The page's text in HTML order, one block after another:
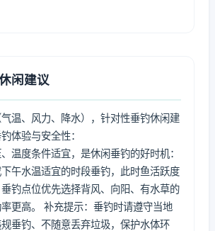
闲建议
温、风力、降水），针对性垂钓休闲建
体验与安全性：
温度条件适宜，是休闲垂钓的好时机：
午水温适宜的时段垂钓，此时鱼活跃度
钓点位优先选择背风、向阳、有水草的
更高。 补充提示：垂钓时请遵守当地
垂钓、不随意丢弃垃圾，保护水体环